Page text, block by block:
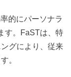
的にパーソナラ
す。FaSTは、特
グにより、従来
。